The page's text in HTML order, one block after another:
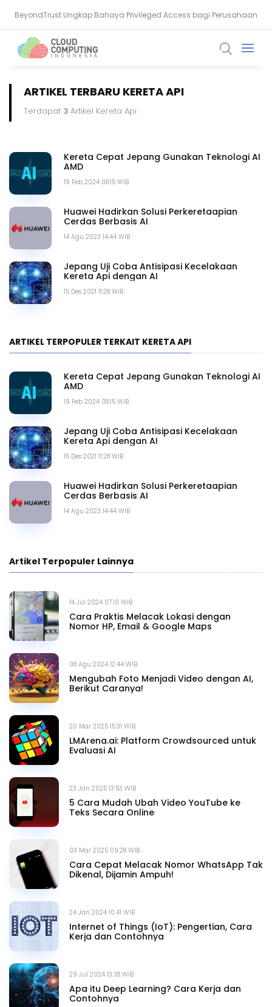
BeyondTrust Ungkap Bahaya Privileged Access bagi Perusahaan
BSSN: Komputer Kuantum Ancam Enkripsi, Saatnya Beralih ke PQC
ARTIKEL TERBARU KERETA API
Terdapat 3Artikel Kereta Api
19 Feb 2024 08.15 WIB
Kereta Cepat Jepang Gunakan Teknologi AI
AMD
14 Agu 2023 14.44 WIB
Huawei Hadirkan Solusi Perkeretaapian
Cerdas Berbasis AI
15 Des 2021 11.28 WIB
Jepang Uji Coba Antisipasi Kecelakaan
Kereta Api dengan AI
ARTIKEL TERPOPULER TERKAIT KERETA API
19 Feb 2024 08.15 WIB
Kereta Cepat Jepang Gunakan Teknologi AI
AMD
15 Des 2021 11.28 WIB
Jepang Uji Coba Antisipasi Kecelakaan
Kereta Api dengan AI
14 Agu 2023 14.44 WIB
Huawei Hadirkan Solusi Perkeretaapian
Cerdas Berbasis AI
Artikel Terpopuler Lainnya
14 Jul 2024 07.10 WIB
Cara Praktis Melacak Lokasi dengan
Nomor HP, Email & Google Maps
08 Agu 2024 12.44 WIB
Mengubah Foto Menjadi Video dengan AI,
Berikut Caranya!
20 Mar 2025 15.31 WIB
LMArena.ai: Platform Crowdsourced untuk
Evaluasi AI
23 Jan 2025 13.53 WIB
5 Cara Mudah Ubah Video YouTube ke
Teks Secara Online
03 Mar 2025 09.28 WIB
Cara Cepat Melacak Nomor WhatsApp Tak
Dikenal, Dijamin Ampuh!
24 Jan 2024 10.41 WIB
Internet of Things (IoT): Pengertian, Cara
Kerja dan Contohnya
29 Jul 2024 13.38 WIB
Apa itu Deep Learning? Cara Kerja dan
Contohnya